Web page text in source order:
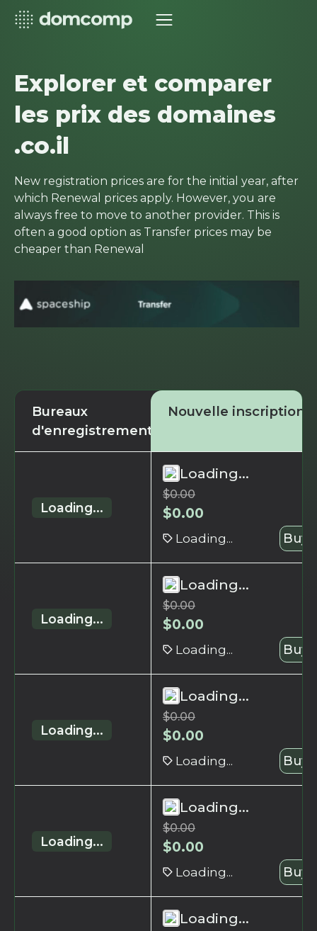
Explorer et comparer
les prix des domaines
.co.il
New registration prices are for the initial year, after
which Renewal prices apply. However, you are
always free to move to another provider. This is
often a good option as Transfer prices may be
cheaper than Renewal
Bureaux
d'enregistrement
Nouvelle inscription
Loading...
Loading...
$0.00
$0.00
Loading... Buy
Loading...
Loading...
$0.00
$0.00
Loading... Buy
Loading...
Loading...
$0.00
$0.00
Loading... Buy
Loading...
Loading...
$0.00
$0.00
Loading... Buy
Loading...